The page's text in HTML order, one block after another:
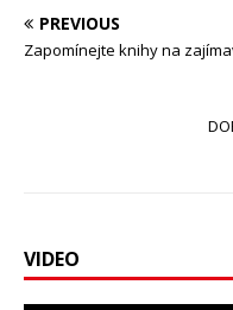
PREVIOUS
Zapomínejte knihy na
VIDEO